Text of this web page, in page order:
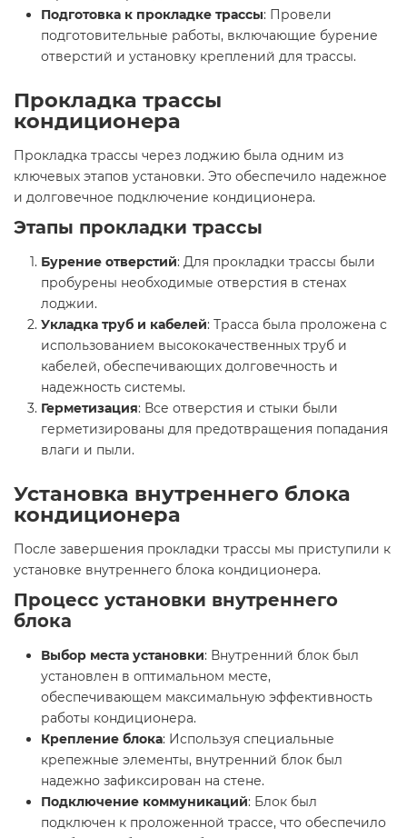
Подготовка к прокладке трассы: Провели
подготовительные работы, включающие бурение
отверстий и установку креплений для трассы.
Прокладка трассы
кондиционера
Прокладка трассы через лоджию была одним из
ключевых этапов установки. Это обеспечило надежное
и долговечное подключение кондиционера.
Этапы прокладки трассы
Бурение отверстий: Для прокладки трассы были
пробурены необходимые отверстия в стенах
лоджии.
Укладка труб и кабелей: Трасса была проложена с
использованием высококачественных труб и
кабелей, обеспечивающих долговечность и
надежность системы.
Герметизация: Все отверстия и стыки были
герметизированы для предотвращения попадания
влаги и пыли.
Установка внутреннего блока
кондиционера
После завершения прокладки трассы мы приступили к
установке внутреннего блока кондиционера.
Процесс установки внутреннего
блока
Выбор места установки: Внутренний блок был
установлен в оптимальном месте,
обеспечивающем максимальную эффективность
работы кондиционера.
Крепление блока: Используя специальные
крепежные элементы, внутренний блок был
надежно зафиксирован на стене.
Подключение коммуникаций: Блок был
подключен к проложенной трассе, что обеспечило